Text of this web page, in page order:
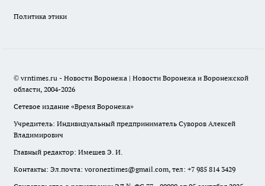
Политика этики
© vrntimes.ru - Новости Воронежа | Новости Воронежа и Воронежской
области, 2004-2026
Сетевое издание «Время Воронежа»
Учредитель: Индивидуальный предприниматель Суворов Алексей
Владимирович
Главный редактор: Имешев Э. И.
Контакты: Эл.почта: voroneztimes@gmail.com, тел: +7 985 814 3429